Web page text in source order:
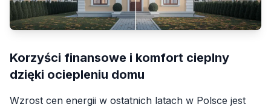
Korzyści finansowe i komfort cieplny
dzięki ociepleniu domu
Wzrost cen energii w ostatnich latach w Polsce jest